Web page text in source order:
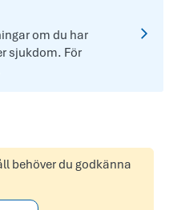
om du har
sjukdom. För
behöver du godkänna